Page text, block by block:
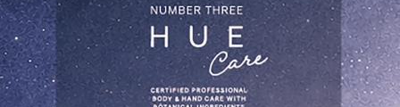
FOR SALON
COMPANY